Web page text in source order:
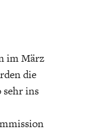
im März
die
sehr ins